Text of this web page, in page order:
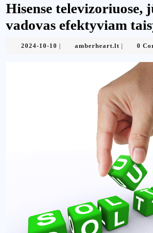
Hisense televizoriuose,
vadovas efektyviam
2024-10-10 2024- amberheart.lt 0